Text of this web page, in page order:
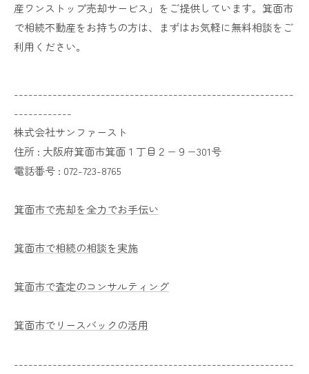
産ワンストップ売却サービス」をご提供しています。箕面市
で相続不動産をお持ちの方は、まずはお気軽に無料相談をご
利用ください。
----------------------------------------------------------
------------
株式会社サンファースト
住所 : 大阪府箕面市箕面１丁目２−９−301号
電話番号 : 072-723-8765
箕面市で売却を全力でお手伝い
箕面市で相続の相談を実施
箕面市で査定のコンサルティング
箕面市でリースバックの活用
----------------------------------------------------------